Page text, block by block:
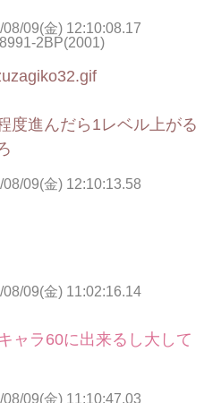
08/09(金) 12:10:08.17
2BP(2001)
度進んだら1レベル上がる
08/09(金) 12:10:13.58
08/09(金) 11:02:16.14
ャラ60に出来るし大して
08/09(金) 11:10:47.03